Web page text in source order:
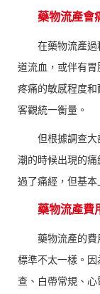
藥物流產會
在藥物流產
道流血，或伴有
疼痛的敏感程度
客觀統一衡量。
但根據調查
潮的時候出現的
過了痛經，但基本
藥物流產費
藥物流產的
標準不太一樣。因
查、白帶常規、